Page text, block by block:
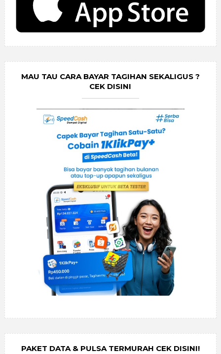
MAU TAU CARA BAYAR TAGIHAN SEKALIGUS ?
CEK DISINI
PAKET DATA & PULSA TERMURAH CEK DISINI!